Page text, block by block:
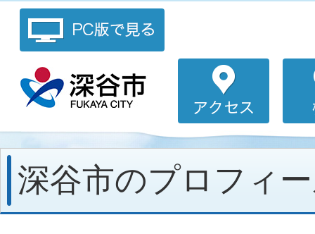
深谷市のプロフィ